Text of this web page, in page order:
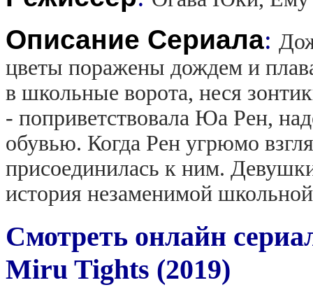
Описание Сериала:
цветы поражены дождем и
в школьные ворота, неся
- поприветствовала Юа Рен,
обувью. Когда Рен угрюмо
присоединилась к ним.
история незаменимой
Смотреть онлайн
Miru Tights (2019)